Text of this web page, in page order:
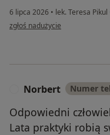
6 lipca 2026 • lek. Teresa Pikul
w opinii użytkownika MARCELI
zgłoś nadużycie
Norbert Numer
Odpowiedni
Lata praktyki robią